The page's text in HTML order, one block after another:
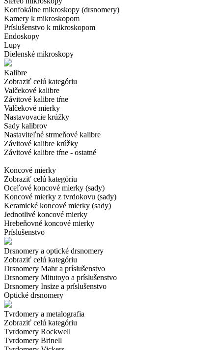
Konfokálne mikroskopy (drsnomery)
Kamery k mikroskopom
Príslušenstvo k mikroskopom
Endoskopy
Lupy
Dielenské mikroskopy
Kalibre
Zobraziť celú kategóriu
Valčekové kalibre
Závitové kalibre tŕne
Valčekové mierky
Nastavovacie krúžky
Sady kalibrov
Nastaviteľné strmeňové kalibre
Závitové kalibre krúžky
Závitové kalibre tŕne - ostatné
Koncové mierky
Zobraziť celú kategóriu
Oceľové koncové mierky (sady)
Koncové mierky z tvrdokovu (sady)
Keramické koncové mierky (sady)
Jednotlivé koncové mierky
Hrebeňovné koncové mierky
Príslušenstvo
Drsnomery a optické drsnomery
Zobraziť celú kategóriu
Drsnomery Mahr a príslušenstvo
Drsnomery Mitutoyo a príslušenstvo
Drsnomery Insize a príslušenstvo
Optické drsnomery
Tvrdomery a metalografia
Zobraziť celú kategóriu
Tvrdomery Rockwell
Tvrdomery Brinell